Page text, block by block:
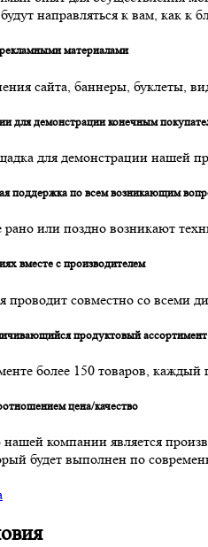
направляться к вам, как
материалами
сайта, баннеры, буклеты,
для демонстрации конечным
для демонстрации нашей
поддержка по всем возникающим
или поздно возникают
вместе с производителем
совместно со всеми
продуктовый ассортимент
более 150 товаров, каждый
цена/качество
компании является
будет выполнен по